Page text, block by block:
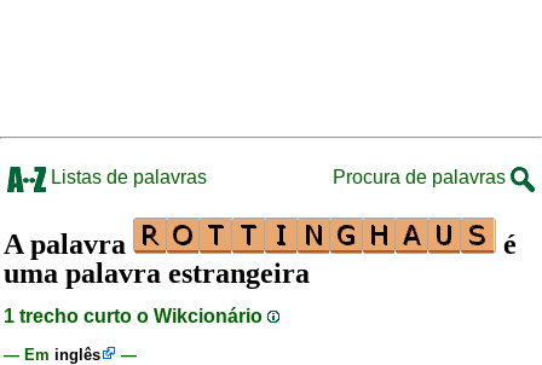
Listas de palavras Procura de palavras
A palavra
é
uma palavra estrangeira
1 trecho curto o Wikcionário
— Em inglês —